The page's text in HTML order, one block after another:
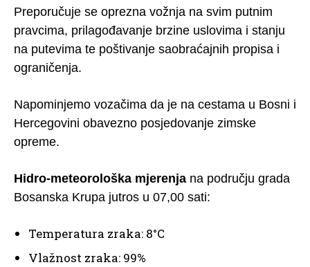
Preporučuje se oprezna vožnja na svim putnim
pravcima, prilagođavanje brzine uslovima i stanju
na putevima te poštivanje saobraćajnih propisa i
ograničenja.
Napominjemo vozačima da je na cestama u Bosni i
Hercegovini obavezno posjedovanje zimske
opreme.
Hidro-meteorološka mjerenja na području grada
Bosanska Krupa jutros u 07,00 sati:
Temperatura zraka: 8°C
Vlažnost zraka: 99%